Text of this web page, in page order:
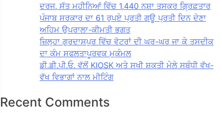
ਦਰਜ, ਸੱਤ ਮਹੀਨਿਆਂ ਵਿੱਚ 1,440 ਨਸ਼ਾ ਤਸਕਰ ਗ੍ਰਿਫ਼ਤਾਰ
ਪੰਜਾਬ ਸਰਕਾਰ ਦਾ 61 ਰੁਪਏ ਪ੍ਰਤੀ ਗਊ ਪ੍ਰਤੀ ਦਿਨ ਦੇਣਾ
ਅਹਿਮ ਉਪਰਾਲਾ-ਕੀਮਤੀ ਭਗਤ
ਜ਼ਿਲ੍ਹਾ ਗੁਰਦਾਸਪੁਰ ਵਿੱਚ ਵੋਟਰਾਂ ਦੀ ਘਰ-ਘਰ ਜਾ ਕੇ ਤਸਦੀਕ
ਦਾ ਕੰਮ ਸਫਲਤਾਪੂਰਵਕ ਮੁਕੰਮਲ
ਡੀ.ਡੀ.ਪੀ.ਓ. ਵੱਲੋਂ KIOSK ਅਤੇ ਸਖੀ ਸ਼ਕਤੀ ਮੇਲੇ ਸਬੰਧੀ ਵੱਖ-
ਵੱਖ ਵਿਭਾਗਾਂ ਨਾਲ ਮੀਟਿੰਗ
Recent Comments